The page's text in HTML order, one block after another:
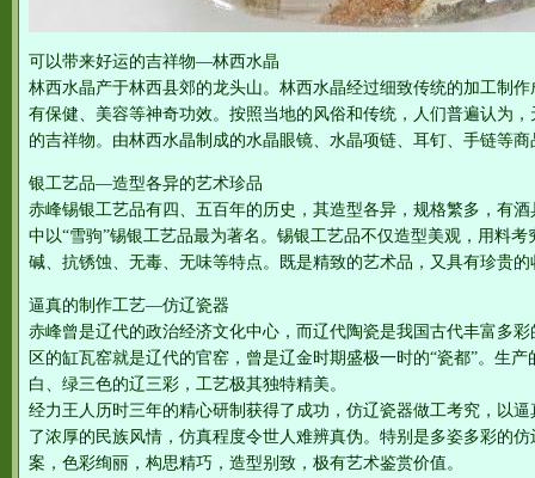
可以带来好运的吉祥物—林西水晶
林西水晶产于林西县郊的龙头山。林西水晶经过细致传统的加工制
有保健、美容等神奇功效。按照当地的风俗和传统，人们普遍认为
的吉祥物。由林西水晶制成的水晶眼镜、水晶项链、耳钉、手链等
银工艺品—造型各异的艺术珍品
赤峰锡银工艺品有四、五百年的历史，其造型各异，规格繁多，有
中以“雪驹”锡银工艺品最为著名。锡银工艺品不仅造型美观，用料
碱、抗锈蚀、无毒、无味等特点。既是精致的艺术品，又具有珍贵
逼真的制作工艺—仿辽瓷器
赤峰曾是辽代的政治经济文化中心，而辽代陶瓷是我国古代丰富多
区的缸瓦窑就是辽代的官窑，曾是辽金时期盛极一时的“瓷都”。生
白、绿三色的辽三彩，工艺极其独特精美。
经力王人历时三年的精心研制获得了成功，仿辽瓷器做工考究，以
了浓厚的民族风情，仿真程度令世人难辨真伪。特别是多姿多彩的
案，色彩绚丽，构思精巧，造型别致，极有艺术鉴赏价值。